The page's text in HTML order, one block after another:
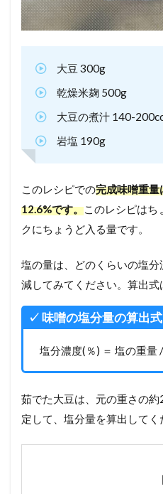
大豆 300g
乾燥米麹 500g
大豆の煮汁 140-
岩塩 190g
このレシピでの完成味噌重
12.6%です。このレシピはち
クにちょうど入る量です。
塩の量は、どのくらいの塩
減してみてください。算出式
✓ 味噌の塩分量の算出式
塩分濃度(％) ＝ 塩の重量
茹でた大豆は、元の重さの
定して、塩分量を算出してく